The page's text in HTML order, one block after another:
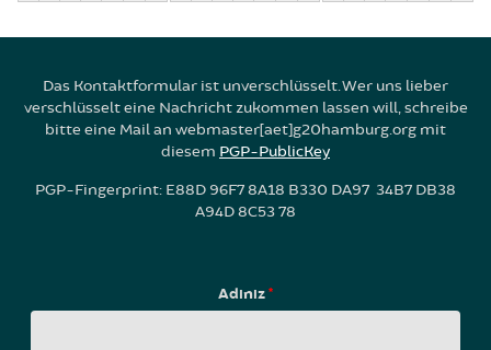
Das Kontaktformular ist unverschlüsselt. Wer uns lieber
verschlüsselt eine Nachricht zukommen lassen will, schreibe
bitte eine Mail an webmaster[aet]g20hamburg.org mit
diesem PGP-PublicKey
PGP-Fingerprint: E88D 96F7 8A18 B330 DA97 34B7 DB38
A94D 8C53 78
Adınız*